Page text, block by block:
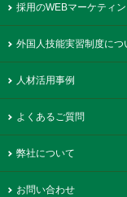
採用のWEBマーケティ
外国人技能実習制度につ
人材活用事例
よくあるご質問
弊社について
お問い合わせ